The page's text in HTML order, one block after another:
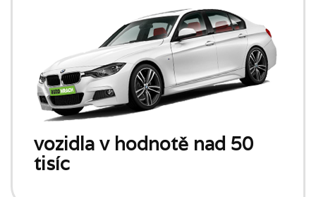
vozidla v hodnotě nad 50
tisíc